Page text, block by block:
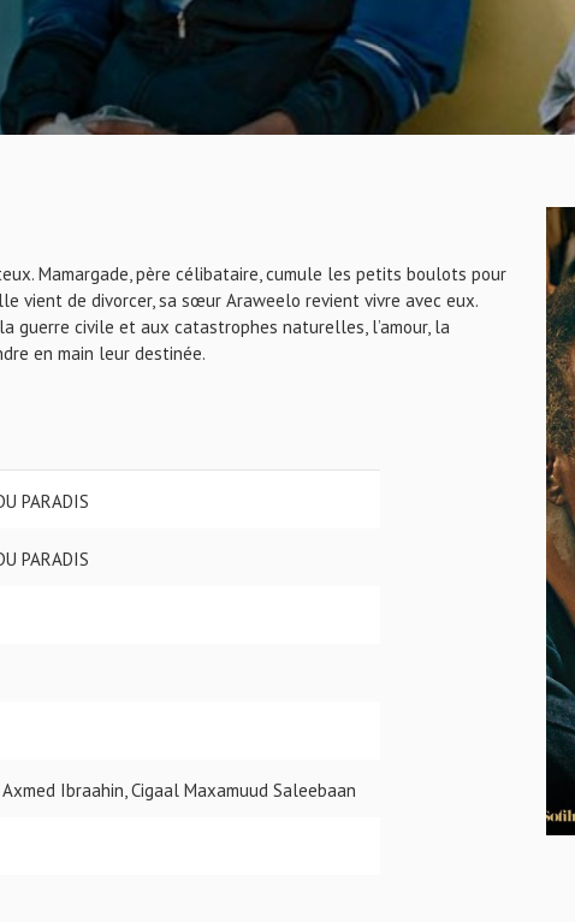
Mamargade, père célibataire, cumule les petits boulots pour
vient de divorcer, sa sœur Araweelo revient vivre avec eux.
guerre civile et aux catastrophes naturelles, l’amour, la
en main leur destinée.
PARADIS
PARADIS
Ibraahin, Cigaal Maxamuud Saleebaan